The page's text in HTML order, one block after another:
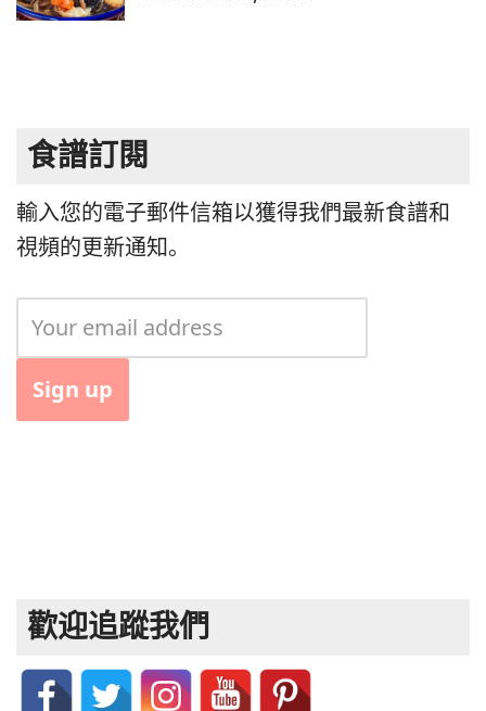
食譜訂閱
輸入您的電子郵件信箱以獲得我們最新食譜和
視頻的更新通知。
歡迎追蹤我們